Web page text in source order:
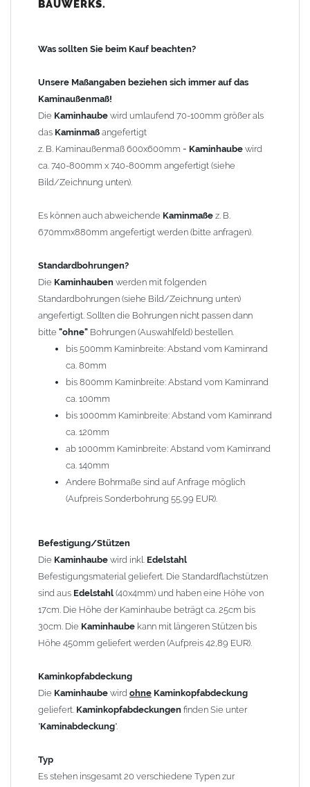
100mm
120mm
140mm
Andere Bohrmaße sind auf Anfrage möglich (Aufpreis
Sonderbohrung 55,99 EUR).
Befestigung/Stützen
Kaminhaubewird inkl. EdelstahlBefestigungsmaterial
geliefert. Die Standardflachstützen sind aus
beträgt ca. 25cm bis 30cm. DieKaminhaubekann mit längeren
Stützen bis Höhe 450mm geliefert werden (Aufpreis 42,89 EUR).
Kaminkopfabdeckung
Kaminhaubewirdohne Kaminkopfabdeckung
Kaminkopfabdeckungenfinden Sie unter "Kaminabdeckung
Es stehen insgesamt 20 verschiedene Typen zur Auswahl. Bitte
Auswahlfeldangeben.
Standardhauben siehe Auswahlfeld: 01 Haus,03 Welle
(unser Topseller)
Laube, 13 Schwalbe, 14 Sattel Welle, 15 Welle 90° gedreht,
17 Dach, 18 Plafond 2, 19 S-Line, 20 Pult
Typ 07 (Welle hoch) und 08 (Doppel Welle) haben einen
Aufpreis von 20% (bitte anfragen - Bestellung nicht über
Shop möglich).
Die Typen 02 (Bogen), 06 (Krempe), 09 (Pagode), 10
1,5mm hergestellt (Preis auf Anfrage = ca. 2-3-fache vom
1,5mm Standardpreis)
allgemeine Informationen:
Ab einer Kaminlängevon 1200mm werden 6
Kaminstützengeliefert.
Bei der Kombination mitWetterfahneundKaminbreite
angefertigt.
DieKaminhaubekann mitklappbaren Stützen
für 4 Stützen = 96,89 EUR, Länge ab 1200mm 6 Stützen =
145,39 EUR) geliefert werden.
Ihrem zuständigen
BAUWERKS.
Was sollten Sie beim Kauf beachten?
Unsere Maßangaben beziehen sich immer auf das
Kaminaußenmaß!
Die Kaminhaube wird umlaufend 70-100mm größer als
das Kaminmaß angefertigt
z. B. Kaminaußenmaß 600x600mm = Kaminhaube wird
ca. 740-800mm x 740-800mm angefertigt (siehe
Bild/Zeichnung unten).
Es können auch abweichende Kaminmaße z. B.
670mmx880mm angefertigt werden (bitte anfragen).
Standardbohrungen?
Die Kaminhauben werden mit folgenden
Standardbohrungen (siehe Bild/Zeichnung unten)
angefertigt. Sollten die Bohrungen nicht passen dann
bitte "ohne" Bohrungen (Auswahlfeld) bestellen.
bis 500mm Kaminbreite: Abstand vom Kaminrand
ca. 80mm
bis 800mm Kaminbreite: Abstand vom Kaminrand
ca. 100mm
bis 1000mm Kaminbreite: Abstand vom Kaminrand
ca. 120mm
ab 1000mm Kaminbreite: Abstand vom Kaminrand
ca. 140mm
Andere Bohrmaße sind auf Anfrage möglich
(Aufpreis Sonderbohrung 55,99 EUR).
Befestigung/Stützen
Die Kaminhaube wird inkl. Edelstahl
Befestigungsmaterial geliefert. Die Standardflachstützen
sind aus Edelstahl (40x4mm) und haben eine Höhe von
17cm. Die Höhe der Kaminhaube beträgt ca. 25cm bis
30cm. Die Kaminhaube kann mit längeren Stützen bis
Höhe 450mm geliefert werden (Aufpreis 42,89 EUR).
Kaminkopfabdeckung
Die Kaminhaube wird ohne Kaminkopfabdeckung
geliefert. Kaminkopfabdeckungen finden Sie unter
"Kaminabdeckung".
Typ
Es stehen insgesamt 20 verschiedene Typen zur